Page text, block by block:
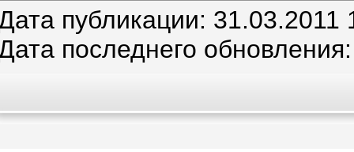
публикации: 31.03.2011
последнего